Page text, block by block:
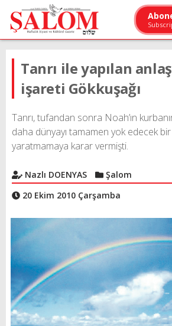
Tanrı ile yapılan
işareti Gökkuşağı
Tanrı, tufandan sonra Noah’ın
daha dünyayı tamamen yok edecek
yaratmamaya karar vermişti.
Nazlı DOENYAS
Şalom
20 Ekim 2010 Çarşamba